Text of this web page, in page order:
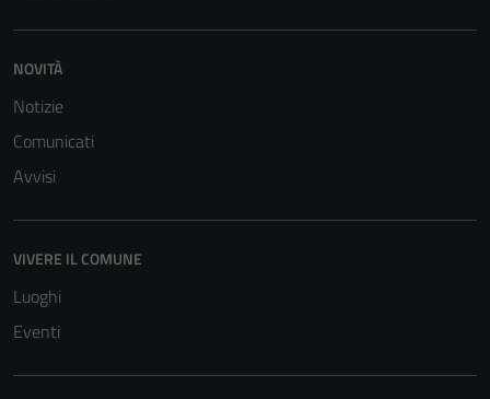
NOVITÀ
Notizie
Comunicati
Avvisi
VIVERE IL COMUNE
Luoghi
Eventi